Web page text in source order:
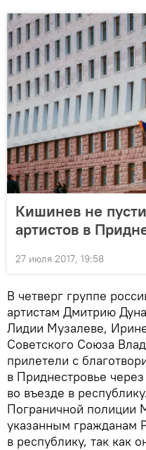
Кишинев не
артистов в
27 июля 2017, 19:58
В четверг группе
артистам Дмитрию
Лидии Музалеве,
Советского Союза
прилетели с
в Приднестровье
во въезде в
Пограничной полиции
указанным гражданам
в республику, так как